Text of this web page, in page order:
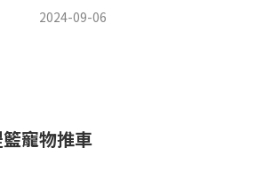
2024-09-06
寵物推車